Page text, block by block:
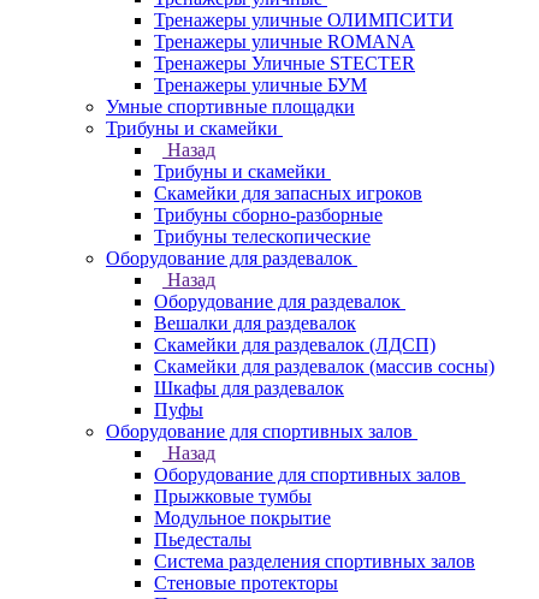
Тренажеры уличные ОЛИМПСИТИ
Тренажеры уличные ROMANA
Тренажеры Уличные STECTER
Тренажеры уличные БУМ
Умные спортивные площадки
Трибуны и скамейки
Назад
Трибуны и скамейки
Скамейки для запасных игроков
Трибуны сборно-разборные
Трибуны телескопические
Оборудование для раздевалок
Назад
Оборудование для раздевалок
Вешалки для раздевалок
Скамейки для раздевалок (ЛДСП)
Скамейки для раздевалок (массив сосны)
Шкафы для раздевалок
Пуфы
Оборудование для спортивных залов
Назад
Оборудование для спортивных залов
Прыжковые тумбы
Модульное покрытие
Пьедесталы
Система разделения спортивных залов
Стеновые протекторы